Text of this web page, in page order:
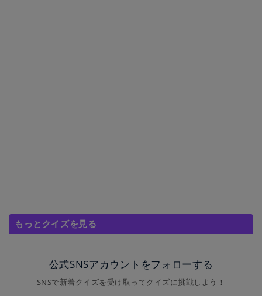
もっとクイズを見る
公式SNSアカウントをフォローする
SNSで新着クイズを受け取ってクイズに挑戦しよう！